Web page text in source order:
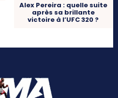
Alex Pereira : quelle suite
après sa brillante
victoire à l’UFC 320 ?